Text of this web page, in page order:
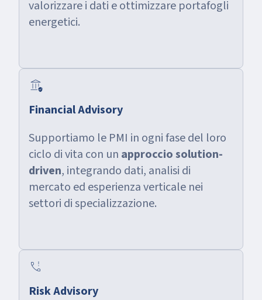
valorizzare i dati e ottimizzare portafogli
energetici.
assured_workload
Financial Advisory
Supportiamo le PMI in ogni fase del loro
ciclo di vita con un approccio solution-
driven, integrando dati, analisi di
mercato ed esperienza verticale nei
settori di specializzazione.
e911_avatar
Risk Advisory